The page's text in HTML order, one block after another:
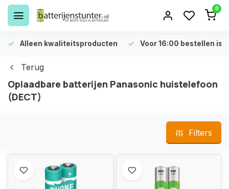
0
Alleen kwaliteitsproducten Voor 16:00 bestellen is
Terug
Oplaadbare batterijen Panasonic huistelefoon
(DECT)
Filters